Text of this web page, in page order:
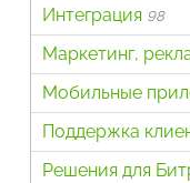
Интеграция 98
Маркетинг,
Мобильные
Поддержка
Решения для